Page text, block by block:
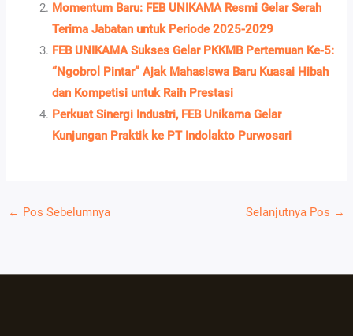
Momentum Baru: FEB UNIKAMA Resmi Gelar Serah
Terima Jabatan untuk Periode 2025-2029
FEB UNIKAMA Sukses Gelar PKKMB Pertemuan Ke-5:
“Ngobrol Pintar” Ajak Mahasiswa Baru Kuasai Hibah
dan Kompetisi untuk Raih Prestasi
Perkuat Sinergi Industri, FEB Unikama Gelar
Kunjungan Praktik ke PT Indolakto Purwosari
← Pos Sebelumnya Selanjutnya Pos →